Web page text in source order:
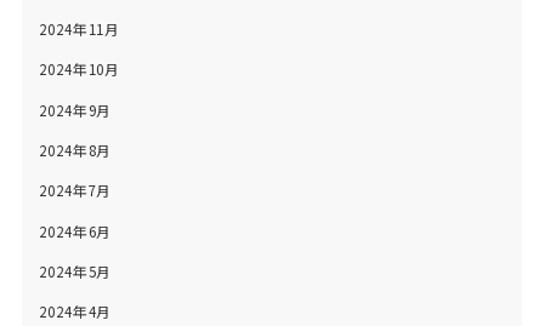
2024年11月
2024年10月
2024年9月
2024年8月
2024年7月
2024年6月
2024年5月
2024年4月